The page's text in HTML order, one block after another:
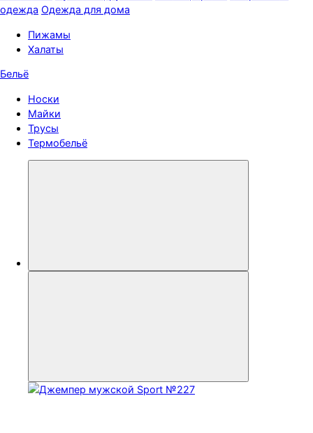
одежда Одежда для дома
Пижамы
Халаты
Бельё
Носки
Майки
Трусы
Термобельё